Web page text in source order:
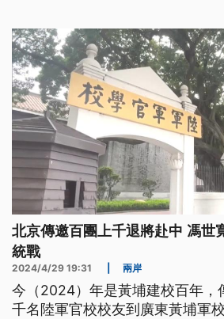
北京傳邀百團上千退將赴中 馮世
統戰
2024/4/29 19:31 兩岸
今（2024）年是黃埔建校百年，
千名陸軍官校校友到廣東黃埔軍